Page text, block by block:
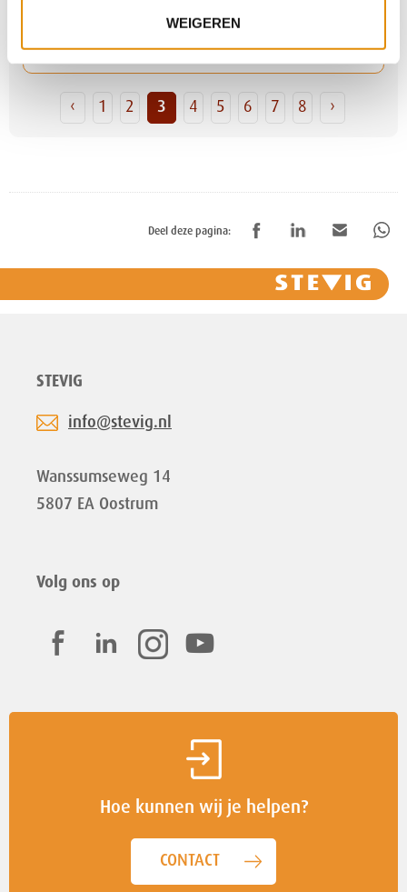
WEIGEREN
‹ 1 2 3 4 5 6 7 8 ›
Deel deze pagina:
STEVIG
info@stevig.nl
Wanssumseweg 14
5807 EA Oostrum
Volg ons op
Hoe kunnen wij je helpen?
CONTACT